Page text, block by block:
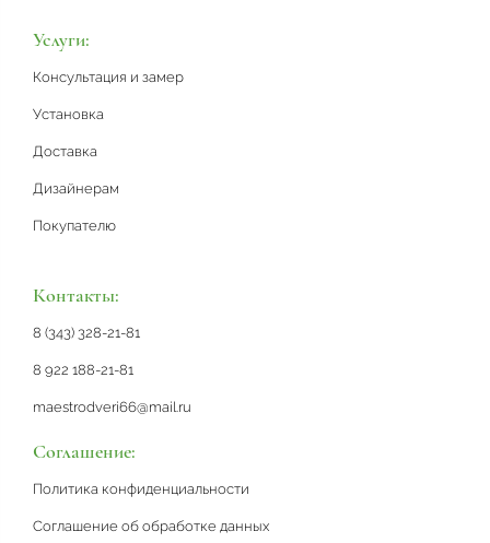
Услуги:
Консультация и замер
Установка
Доставка
Дизайнерам
Покупателю
Контакты:
8 (343) 328-21-81
8 922 188-21-81
maestrodveri66@mail.ru
Соглашение:
Политика конфиденциальности
Соглашение об обработке данных